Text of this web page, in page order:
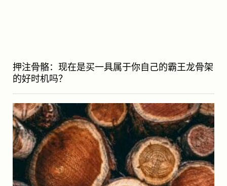
押注骨骼：现在是买一具属于你自己的霸王龙骨架
的好时机吗？